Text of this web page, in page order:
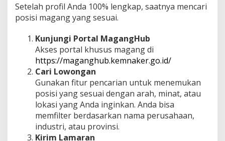
Setelah profil Anda 100% lengkap, saatnya mencari
posisi magang yang sesuai.
Kunjungi Portal MagangHub
Akses portal khusus magang di
https://maganghub.kemnaker.go.id/
Cari Lowongan
Gunakan fitur pencarian untuk menemukan
posisi yang sesuai dengan arah, minat, atau
lokasi yang Anda inginkan. Anda bisa
memfilter berdasarkan nama perusahaan,
industri, atau provinsi.
Kirim Lamaran